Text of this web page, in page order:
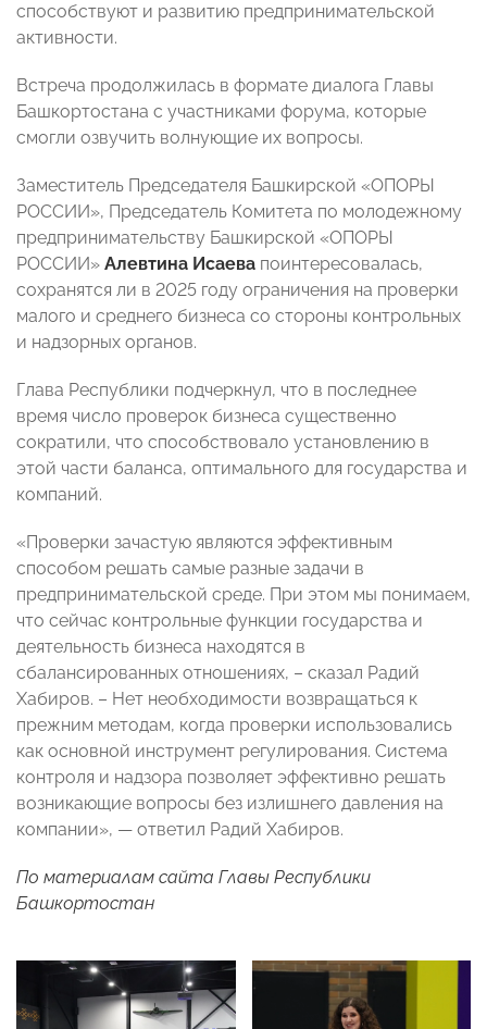
способствуют и развитию предпринимательской
активности.
Встреча продолжилась в формате диалога Главы
Башкортостана с участниками форума, которые
смогли озвучить волнующие их вопросы.
Заместитель Председателя Башкирской «ОПОРЫ
РОССИИ», Председатель Комитета по молодежному
предпринимательству Башкирской «ОПОРЫ
РОССИИ» Алевтина Исаева поинтересовалась,
сохранятся ли в 2025 году ограничения на проверки
малого и среднего бизнеса со стороны контрольных
и надзорных органов.
Глава Республики подчеркнул, что в последнее
время число проверок бизнеса существенно
сократили, что способствовало установлению в
этой части баланса, оптимального для государства и
компаний.
«Проверки зачастую являются эффективным
способом решать самые разные задачи в
предпринимательской среде. При этом мы понимаем,
что сейчас контрольные функции государства и
деятельность бизнеса находятся в
сбалансированных отношениях, – сказал Радий
Хабиров. – Нет необходимости возвращаться к
прежним методам, когда проверки использовались
как основной инструмент регулирования. Система
контроля и надзора позволяет эффективно решать
возникающие вопросы без излишнего давления на
компании», — ответил Радий Хабиров.
По материалам сайта Главы Республики
Башкортостан